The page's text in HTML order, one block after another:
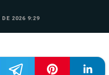
DE 2026 9:29